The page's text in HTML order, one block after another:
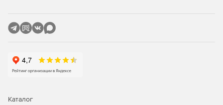
испанском, итальянском, немецком и французском.
Каталог